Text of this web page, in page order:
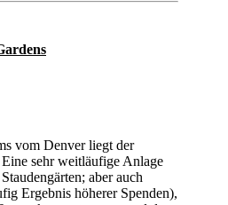
vom Denver liegt der
sehr weitläufige Anlage
aber auch
Ergebnis höherer Spenden),